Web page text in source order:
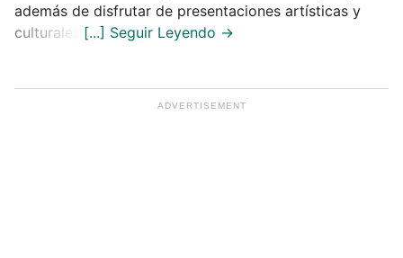
además de disfrutar de presentaciones artísticas y
culturales.